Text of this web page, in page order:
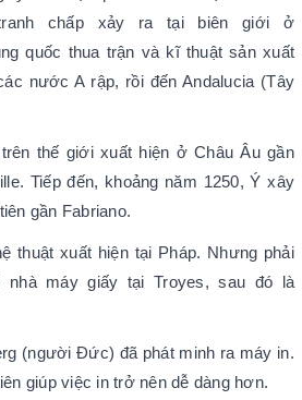
chấp xảy ra tại biên giới ở
quốc thua trận và kĩ thuật sản xuất
nước A rập, rồi đến Andalucia (Tây
thế giới xuất hiện ở Châu Âu gần
Tiếp đến, khoảng năm 1250, Ý xây
gần Fabriano.
thuật xuất hiện tại Pháp. Nhưng phải
nhà máy giấy tại Troyes, sau đó là
(người Đức) đã phát minh ra máy in.
giúp việc in trở nên dễ dàng hơn.